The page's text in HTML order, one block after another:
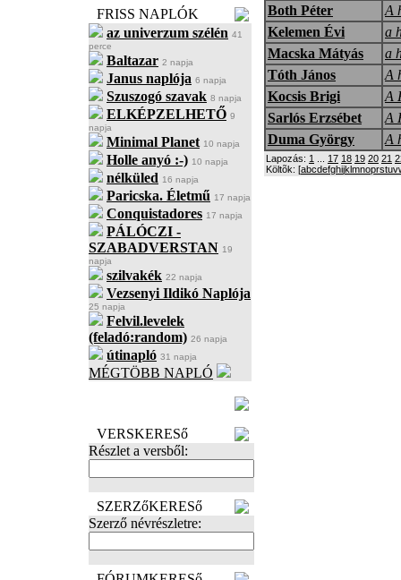
FRISS NAPLÓK
az univerzum szélén 41
perce
Baltazar 2 napja
Janus naplója 6 napja
Szuszogó szavak 8 napja
ELKÉPZELHETŐ 9
napja
Minimal Planet 10 napja
Holle anyó :-) 10 napja
nélküled 16 napja
Paricska. Életmű 17 napja
Conquistadores 17 napja
PÁLÓCZI -
SZABADVERSTAN 19
napja
szilvakék 22 napja
Vezsenyi Ildikó Naplója
25 napja
Felvil.levelek
(feladó:random) 26 napja
útinapló 31 napja
MÉGTÖBB NAPLÓ
VERSKERESő
Részlet a versből:
SZERZőKERESő
Szerző névrészletre:
Both Péter
A
Kelemen Évi
a
Macska Mátyás
a
Tóth János
A
Kocsis Brigi
A
Sarlós Erzsébet
A
Duma György
A
Lapozás: 1 17 18 19 20 21
Költõk: [abcdefghijklmnoprstuv